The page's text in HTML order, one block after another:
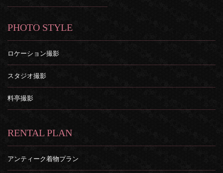
PHOTO STYLE
ロケーション撮影
スタジオ撮影
料亭撮影
RENTAL PLAN
アンティーク着物プラン